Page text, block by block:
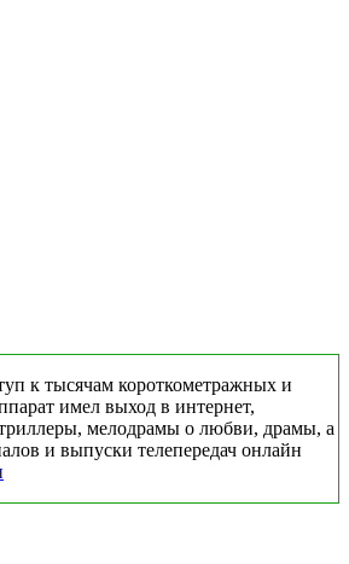
к тысячам короткометражных и
имел выход в интернет,
мелодрамы о любви, драмы, а
и выпуски телепередач онлайн